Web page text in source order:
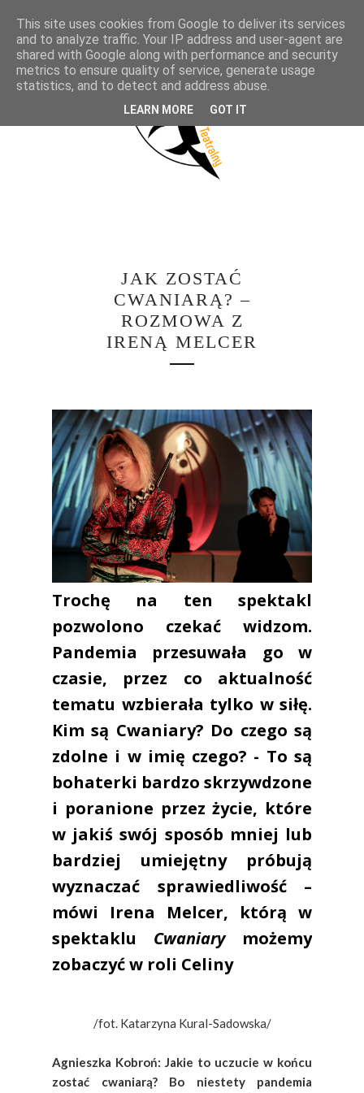
JAK ZOSTAĆ
CWANIARĄ? –
ROZMOWA Z
IRENĄ MELCER
Trochę na ten spektakl
pozwolono czekać widzom.
Pandemia przesuwała go w
czasie, przez co aktualność
tematu wzbierała tylko w siłę.
Kim są Cwaniary? Do czego są
zdolne i w imię czego? - To są
bohaterki bardzo skrzywdzone
i poranione przez życie, które
w jakiś swój sposób mniej lub
bardziej umiejętny próbują
wyznaczać sprawiedliwość –
mówi Irena Melcer, którą w
spektaklu Cwaniarymożemy
zobaczyć w roli Celiny
/fot. Katarzyna Kural-Sadowska/
Agnieszka Kobroń: Jakie to uczucie w końcu
zostać cwaniarą? Bo niestety pandemia
This site uses cookies from Google to deliver its services
and to analyze traffic. Your IP address and user-agent are
shared with Google along with performance and security
metrics to ensure quality of service, generate usage
statistics, and to detect and address abuse.
LEARN MORE GOT IT